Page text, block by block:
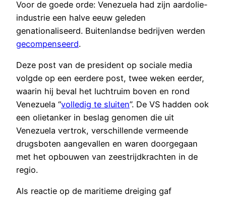
Voor de goede orde: Venezuela had zijn aardolie-
industrie een halve eeuw geleden
genationaliseerd. Buitenlandse bedrijven werden
gecompenseerd.
Deze post van de president op sociale media
volgde op een eerdere post, twee weken eerder,
waarin hij beval het luchtruim boven en rond
Venezuela “volledig te sluiten”. De VS hadden ook
een olietanker in beslag genomen die uit
Venezuela vertrok, verschillende vermeende
drugsboten aangevallen en waren doorgegaan
met het opbouwen van zeestrijdkrachten in de
regio.
Als reactie op de maritieme dreiging gaf